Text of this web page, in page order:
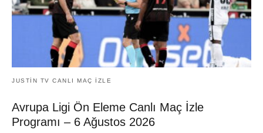
JUSTIN TV CANLI MAÇ İZLE
Avrupa Ligi Ön Eleme Canlı Maç İzle
Programı – 6 Ağustos 2026